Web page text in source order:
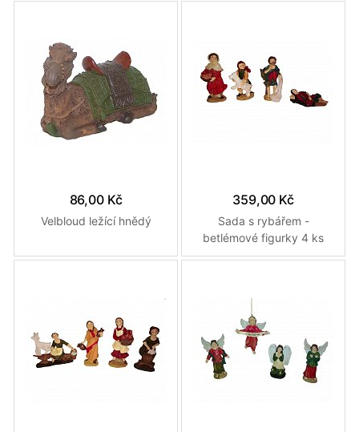
86,00 Kč
Velbloud ležící hnědý
359,00 Kč
Sada s rybářem -
betlémové figurky 4 ks